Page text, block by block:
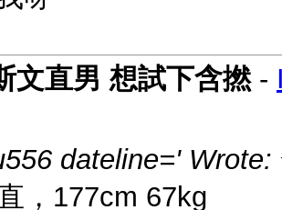
文直男 想試下含撚-
dateline=' Wrote:
，177cm 67kg